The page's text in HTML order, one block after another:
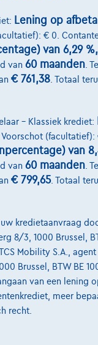
Lening op
€ 0.
van 6,29
van 60 maanden .
€ 761,38 . Totaal
– Klassiek krediet:
Voorschot
van
van 60 maanden .
€ 799,65. Totaal
kredietaanvraag
8/3, 1000 Brussel,
Mobility S.A.,
Brussel, BTW BE
van een lening
meer
recht.